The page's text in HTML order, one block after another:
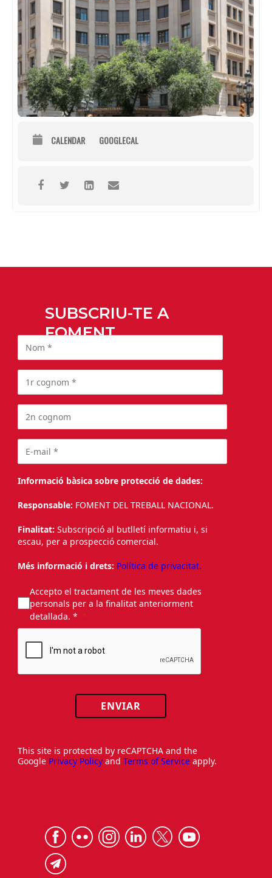
CALENDAR GOOGLECAL
SUBSCRIU-TE A
FOMENT
Informació bàsica sobre protecció de dades:
Responsable: FOMENT DEL TREBALL NACIONAL.
Finalitat: Subscripció al butlletí informatiu i, si
escau, per a prospecció comercial.
Més informació i drets: Política de privacitat.
Accepto el tractament de les meves dades
personals per a la finalitat anteriorment
detallada. *
ENVIAR
This site is protected by reCAPTCHA and the
Google Privacy Policy and Terms of Service apply.